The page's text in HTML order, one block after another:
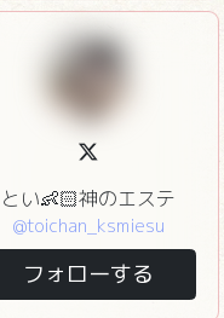
とい👶🏻神のエステ
@toichan_ksmiesu
フォローする